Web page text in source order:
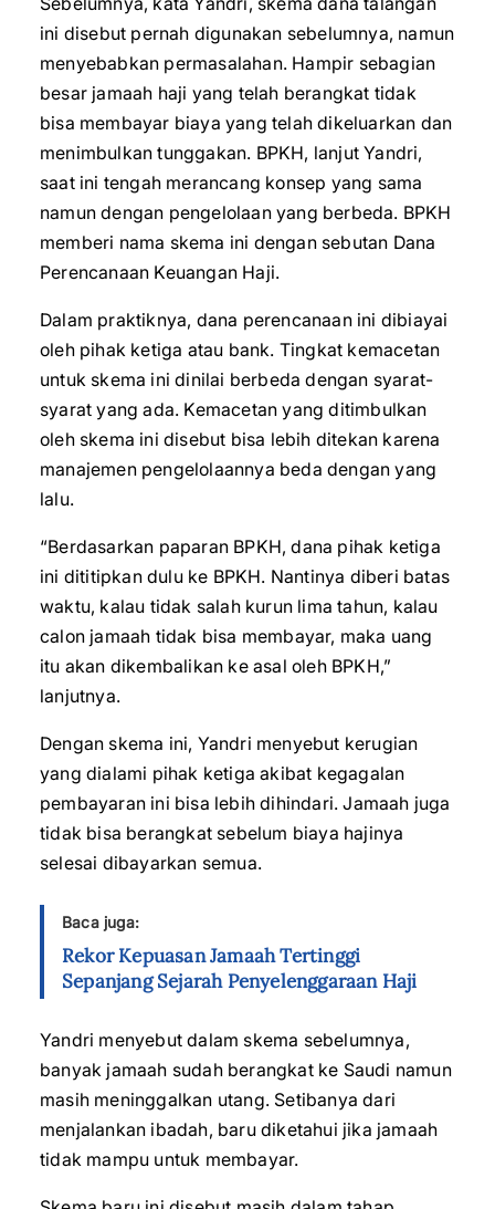
ini disebut pernah digunakan sebelumnya, namun
menyebabkan permasalahan. Hampir sebagian
besar jamaah haji yang telah berangkat tidak
bisa membayar biaya yang telah dikeluarkan dan
menimbulkan tunggakan. BPKH, lanjut Yandri,
saat ini tengah merancang konsep yang sama
namun dengan pengelolaan yang berbeda. BPKH
memberi nama skema ini dengan sebutan Dana
Perencanaan Keuangan Haji.
Dalam praktiknya, dana perencanaan ini dibiayai
oleh pihak ketiga atau bank. Tingkat kemacetan
untuk skema ini dinilai berbeda dengan syarat-
syarat yang ada. Kemacetan yang ditimbulkan
oleh skema ini disebut bisa lebih ditekan karena
manajemen pengelolaannya beda dengan yang
lalu.
“Berdasarkan paparan BPKH, dana pihak ketiga
ini dititipkan dulu ke BPKH. Nantinya diberi batas
waktu, kalau tidak salah kurun lima tahun, kalau
calon jamaah tidak bisa membayar, maka uang
itu akan dikembalikan ke asal oleh BPKH,”
lanjutnya.
Dengan skema ini, Yandri menyebut kerugian
yang dialami pihak ketiga akibat kegagalan
pembayaran ini bisa lebih dihindari. Jamaah juga
tidak bisa berangkat sebelum biaya hajinya
selesai dibayarkan semua.
Baca juga:
Rekor Kepuasan Jamaah Tertinggi
Sepanjang Sejarah Penyelenggaraan Haji
Yandri menyebut dalam skema sebelumnya,
banyak jamaah sudah berangkat ke Saudi namun
masih meninggalkan utang. Setibanya dari
menjalankan ibadah, baru diketahui jika jamaah
tidak mampu untuk membayar.